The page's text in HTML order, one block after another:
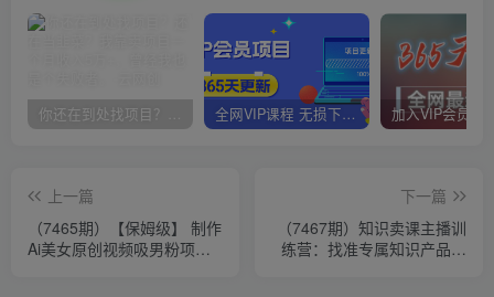
你还在到处找项目？还在当韭菜？我靠卖项目一个月收入5万+，曾经我也是个失败者。 全网VIP课程 无损下载~
上一篇
（7465期）【保姆级】 制作
Ai美女原创视频吸男粉项目.
下一篇
（7467期）知识卖课主播训
练营：找准专属知识产品，